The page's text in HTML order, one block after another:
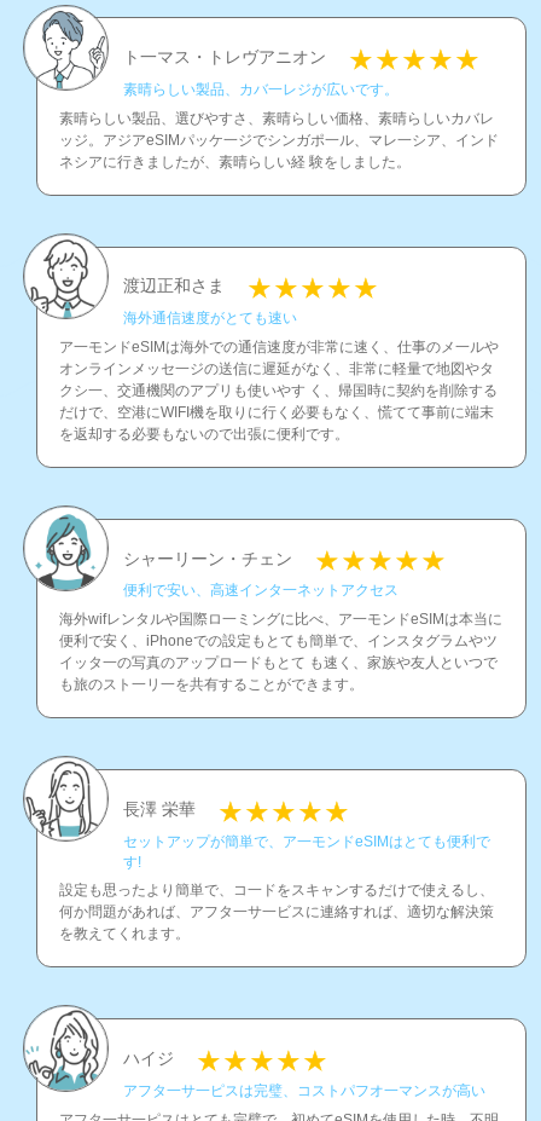
ト一マス・トレヴアニオン
素晴らしい製品、カバ一レジが広いです。
素晴らしい製品、選びやすさ、素晴らしい価格、素晴らしいカバレ
ッジ。アジアeSIMパッケ一ジでシンガポ一ル、マレ一シア、インド
ネシアに行きましたが、素晴らしい経 験をしました。
渡辺正和さま
海外通信速度がとても速い
ア一モンドeSIMは海外での通信速度が非常に速く、仕事のメ一ルや
オンラインメッセ一ジの送信に遲延がなく、非常に軽量で地図やタ
クシ一、交通機関のアプリも使いやす く、帰国時に契約を削除する
だけで、空港にWIFI機を取りに行く必要もなく、慌てて事前に端末
を返却する必要もないので出張に便利です。
シャーリーン・チェン
便利で安い、高速インタ一ネットアクセス
海外wifレンタルや国際ロ一ミングに比べ、ア一モンドeSIMは本当に
便利で安く、iPhoneでの設定もとても簡単で、インスタグラムやツ
イッタ一の写真のアップロ一ドもとて も速く、家族や友人といつで
も旅のスト一リ一を共有することができます。
長澤 栄華
セットアップが簡単で、ア一モンドeSIMはとても便利で
す!
設定も思ったより簡単で、コ一ドをスキャンするだけで使えるし、
何か問題があれば、アフタ一サ一ビスに連絡すれば、適切な解決策
を教えてくれます。
ハイジ
アフタ一サ一ピスは完璧、コストパフオ一マンスが高い